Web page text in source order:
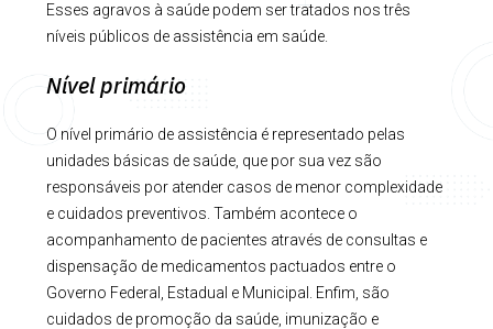
Esses agravos à saúde podem ser tratados nos três
níveis públicos de assistência em saúde.
Nível primário
O nível primário de assistência é representado pelas
unidades básicas de saúde, que por sua vez são
responsáveis por atender casos de menor complexidade
e cuidados preventivos. Também acontece o
acompanhamento de pacientes através de consultas e
dispensação de medicamentos pactuados entre o
Governo Federal, Estadual e Municipal. Enfim, são
cuidados de promoção da saúde, imunização e